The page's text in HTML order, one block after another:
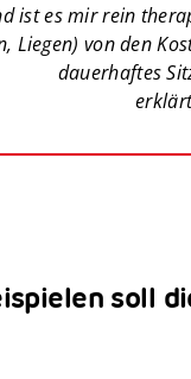
ist es mir rein
Liegen) von den
dauerhaftes
soll